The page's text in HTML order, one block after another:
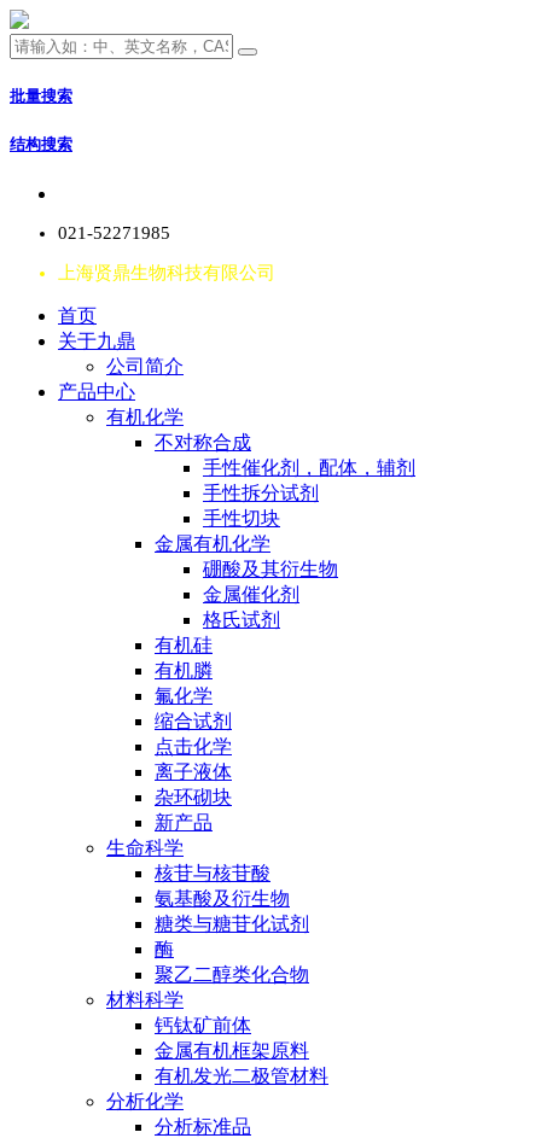
批量搜索
结构搜索
021-52271985
上海贤鼎生物科技有限公司
首页
关于九鼎
公司简介
产品中心
有机化学
不对称合成
手性催化剂，配体，辅剂
手性拆分试剂
手性切块
金属有机化学
硼酸及其衍生物
金属催化剂
格氏试剂
有机硅
有机膦
氟化学
缩合试剂
点击化学
离子液体
杂环砌块
新产品
生命科学
核苷与核苷酸
氨基酸及衍生物
糖类与糖苷化试剂
酶
聚乙二醇类化合物
材料科学
钙钛矿前体
金属有机框架原料
有机发光二极管材料
分析化学
分析标准品